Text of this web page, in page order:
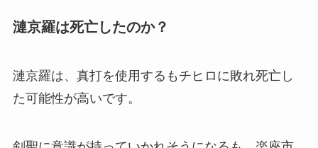
漣京羅は死亡したのか？
漣京羅は、真打を使用するもチヒロに敗れ死亡し
た可能性が高いです。